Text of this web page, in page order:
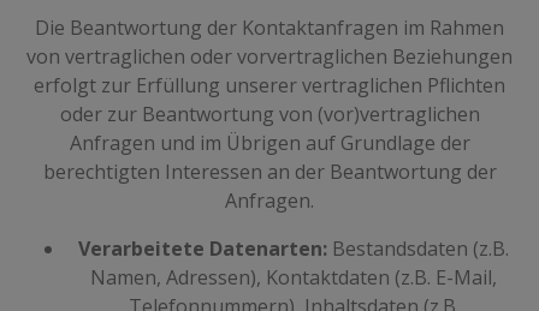
Die Beantwortung der Kontaktanfragen im Rahmen
von vertraglichen oder vorvertraglichen Beziehungen
erfolgt zur Erfüllung unserer vertraglichen Pflichten
oder zur Beantwortung von (vor)vertraglichen
Anfragen und im Übrigen auf Grundlage der
berechtigten Interessen an der Beantwortung der
Anfragen.
Verarbeitete Datenarten: Bestandsdaten (z.B.
Namen, Adressen), Kontaktdaten (z.B. E-Mail,